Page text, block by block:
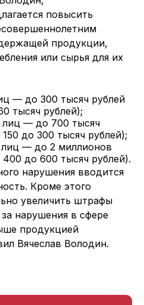
повысить
продукции,
или сырья для их
— до 300 тысяч рублей
тысяч рублей);
— до 700 тысяч
до 300 тысяч рублей);
— до 2 миллионов
400 до 600 тысяч рублей).
нарушения вводится
Кроме этого
увеличить штрафы
нарушения в сфере
продукцией
Вячеслав Володин.